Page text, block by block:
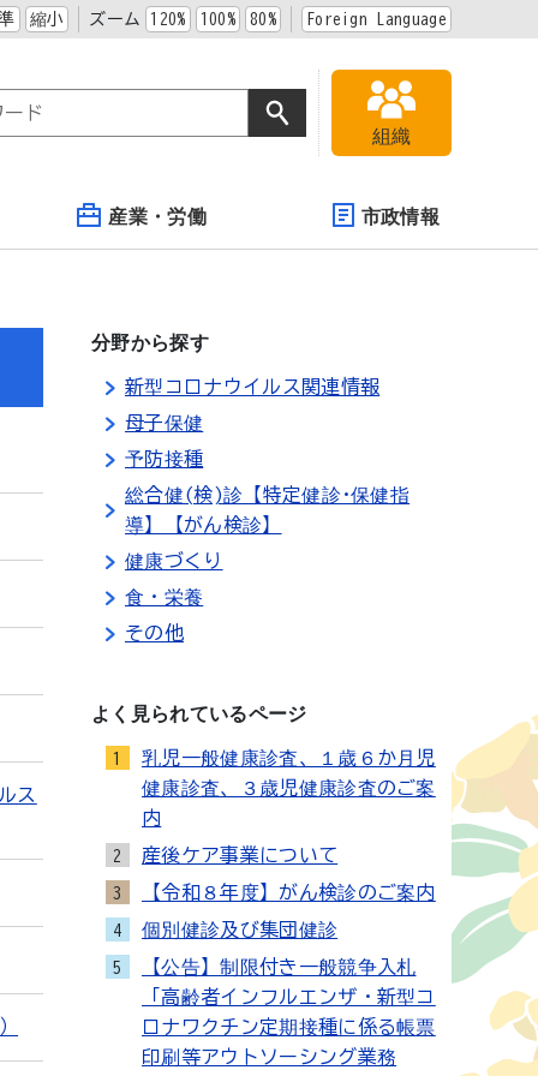
縮小 ズーム 120% 100% 80% Foreign Language
組織
産業・労働 市政情報
ス
分野から探す
新型コロナウイルス関連情報
母子保健
予防接種
総合健(検)診【特定健診･保健指
導】【がん検診】
健康づくり
食・栄養
その他
よく見られているページ
1
乳児一般健康診査、１歳６か月児
健康診査、３歳児健康診査のご案
内
2 産後ケア事業について
3 【令和８年度】がん検診のご案内
4 個別健診及び集団健診
5
【公告】制限付き一般競争入札
「高齢者インフルエンザ・新型コ
ロナワクチン定期接種に係る帳票
印刷等アウトソーシング業務